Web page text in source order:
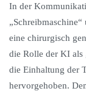
In der
eine chirurgisch
die Rolle der KI als
die Einhaltung der
hervorgehoben.